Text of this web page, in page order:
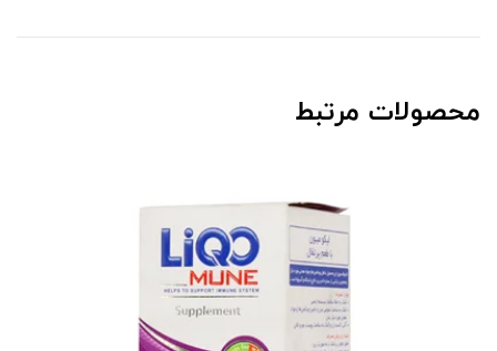
محصولات مرتبط